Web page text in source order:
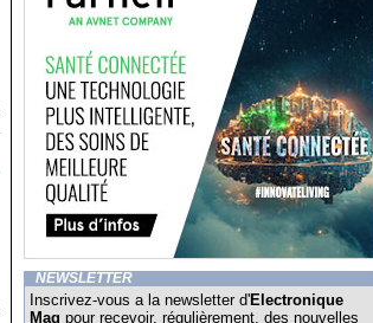
NEWSLETTER
Inscrivez-vous a la newsletter d'Electronique
Mag pour recevoir, régulièrement, des nouvelles